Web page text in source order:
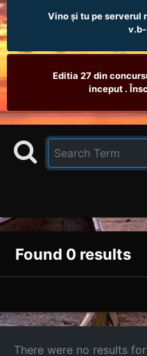
Vino și tu pe serverul
Editia 27 din
inceput .
Found 0 results
There were no results